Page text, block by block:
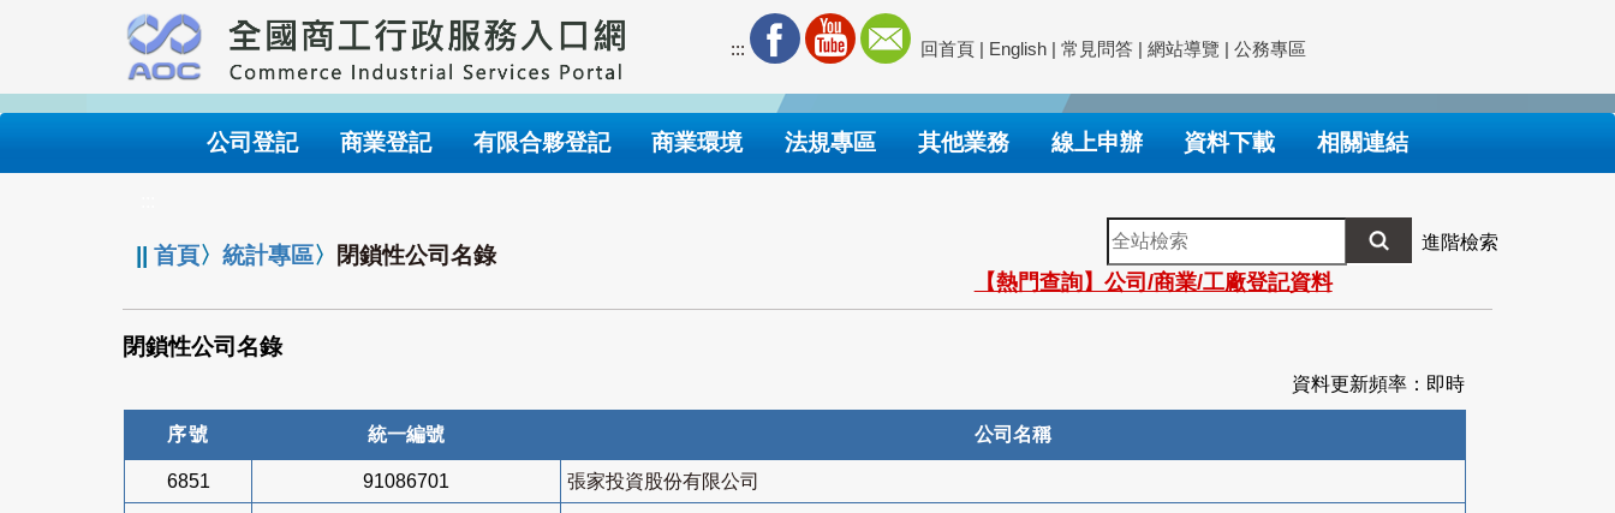
要
內
::: 回首頁 | English | 常見問答 | 網站導覽 | 公務專區
公司登記 商業登記 有限合夥登記 商業環境 法規專區 其他業務 線上申辦 資料下載 相關連結
||首頁〉統計專區〉 閉鎖性公司名錄
全
站
檢
索
進階檢索
【熱門查詢】公司/商業/工廠登記資料
閉鎖性公司名錄
資料更新頻率：即時
序號 統一編號 公司名稱
6851 91086701 張家投資股份有限公司